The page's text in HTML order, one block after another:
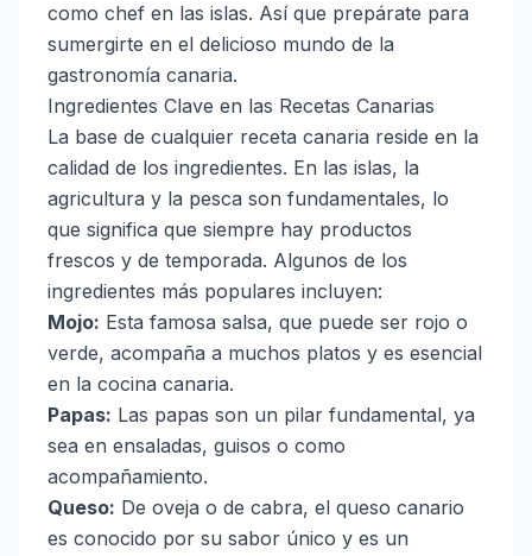
como chef en las islas. Así que prepárate para
sumergirte en el delicioso mundo de la
gastronomía canaria.
Ingredientes Clave en las Recetas Canarias
La base de cualquier receta canaria reside en la
calidad de los ingredientes. En las islas, la
agricultura y la pesca son fundamentales, lo
que significa que siempre hay productos
frescos y de temporada. Algunos de los
ingredientes más populares incluyen:
Mojo: Esta famosa salsa, que puede ser rojo o
verde, acompaña a muchos platos y es esencial
en la cocina canaria.
Papas: Las papas son un pilar fundamental, ya
sea en ensaladas, guisos o como
acompañamiento.
Queso: De oveja o de cabra, el queso canario
es conocido por su sabor único y es un